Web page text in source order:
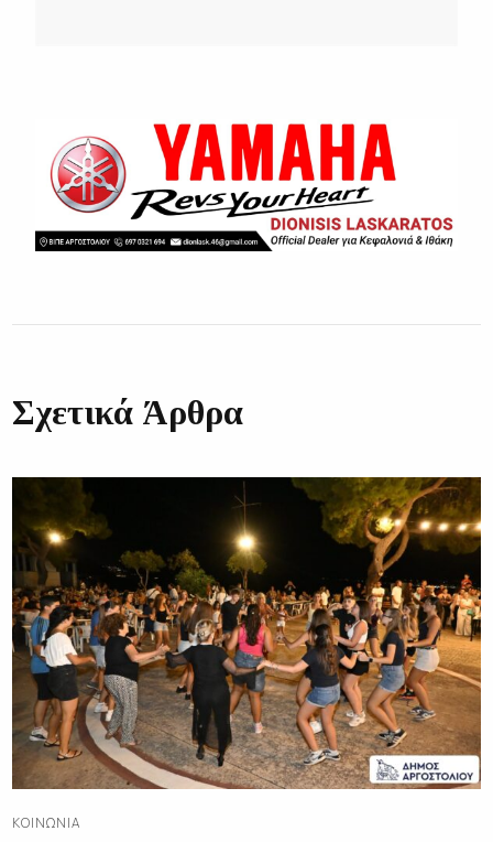
Σχετικά Άρθρα
ΚΟΙΝΩΝΊΑ